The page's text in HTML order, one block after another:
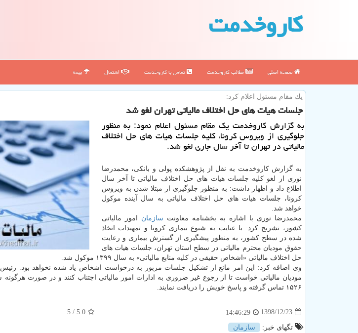
كاروخدمت
صفحه اصلی مطالب كاروخدمت تماس با كاروخدمت اشتغال بیمه
یك مقام مسئول اعلام كرد:
جلسات هیات های حل اختلاف مالیاتی تهران لغو شد
به گزارش كاروخدمت یك مقام مسئول اعلام نمود: به منظور
جلوگیری از ویروس كرونا، كلیه جلسات هیات های حل اختلاف
مالیاتی در تهران تا آخر سال جاری لغو شد.
به گزارش كاروخدمت به نقل از پژوهشكده پولی و بانكی، محمدرضا
نوری از لغو كلیه جلسات هیات های حل اختلاف مالیاتی تا آخر سال
اطلاع داد و اظهار داشت: به منظور جلوگیری از مبتلا شدن به ویروس
كرونا، جلسات هیات های حل اختلاف مالیاتی به سال آینده موكول
خواهد شد.
محمدرضا نوری با اشاره به بخشنامه معاونت سازمان امور مالیاتی
كشور، تشریح كرد: با عنایت به شیوع بیماری كرونا و تمهیدات اتخاذ
شده در سطح كشور، به منظور پیشگیری از گسترش بیماری و رعایت
حقوق مودیان محترم مالیاتی در سطح استان تهران، جلسات هیات های
حل اختلاف مالیاتی «اشخاص حقیقی در كلیه منابع مالیاتی» به سال ۱۳۹۹ موكول شد.
وی اضافه كرد: این امر مانع از تشكیل جلسات مزبور به درخواست اشخاص یاد شده نخواهد بود. رئیس
مودیان مالیاتی خواست تا از رجوع غیر ضروری به ادارات امور مالیاتی اجتناب كنند و در صورت هرگونه
۱۵۲۶ تماس گرفته و پاسخ خویش را دریافت نمایند.
1398/12/23
14:46:29
5.0
/ 5
تگهای خبر: سازمان